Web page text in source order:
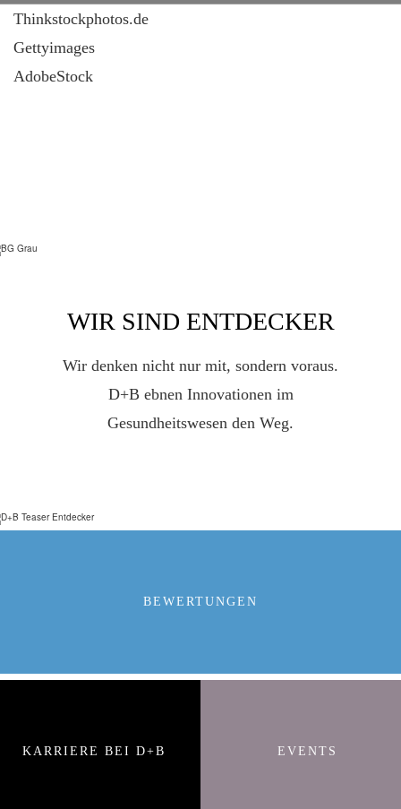
Thinkstockphotos.de
Gettyimages
AdobeStock
WIR SIND ENTDECKER
Wir denken nicht nur mit, sondern voraus.
D+B ebnen Innovationen im
Gesundheitswesen den Weg.
BEWERTUNGEN
KARRIERE BEI D+B EVENTS